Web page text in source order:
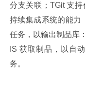
分支关联；TGit 支
持续集成系统的能力
任务，以输出制品库
IS 获取制品，以自
务。